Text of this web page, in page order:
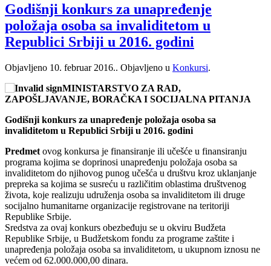
Godišnji konkurs za unapređenje
položaja osoba sa invaliditetom u
Republici Srbiji u 2016. godini
Objavljeno 10. februar 2016.. Objavljeno u Konkursi.
MINISTARSTVO ZA RAD,
ZAPOŠLJAVANJE, BORAČKA I SOCIJALNA PITANJA
Godišnji konkurs za unapređenje položaja osoba sa
invaliditetom u Republici Srbiji u 2016. godini
Predmet ovog konkursa je finansiranje ili učešće u finansiranju
programa kojima se doprinosi unapređenju položaja osoba sa
invaliditetom do njihovog punog učešća u društvu kroz uklanjanje
prepreka sa kojima se susreću u različitim oblastima društvenog
života, koje realizuju udruženja osoba sa invaliditetom ili druge
socijalno humanitarne organizacije registrovane na teritoriji
Republike Srbije.
Sredstva za ovaj konkurs obezbeđuju se u okviru Budžeta
Republike Srbije, u Budžetskom fondu za programe zaštite i
unapređenja položaja osoba sa invaliditetom, u ukupnom iznosu ne
većem od 62.000.000,00 dinara.